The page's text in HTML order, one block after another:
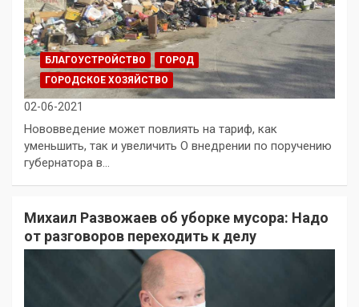
БЛАГОУСТРОЙСТВО
ГОРОД
ГОРОДСКОЕ ХОЗЯЙСТВО
02-06-2021
Нововведение может повлиять на тариф, как
уменьшить, так и увеличить О внедрении по поручению
губернатора в…
Михаил Развожаев об уборке мусора: Надо
от разговоров переходить к делу